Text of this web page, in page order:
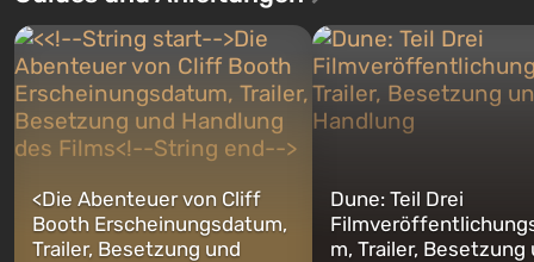
Charakteren: Michael, Trevor und
Franklin, zwischen denen Sie
jederzeit...
nach dem Abwurf von
auf Amerika geöffnet wird.
<Die Abenteuer von Cliff
Booth Erscheinungsdatum,
Trailer, Besetzung und
Dune: Teil Drei
m, Trailer, Besetzung